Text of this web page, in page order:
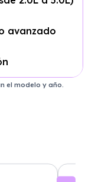
avanzado
el modelo y año.